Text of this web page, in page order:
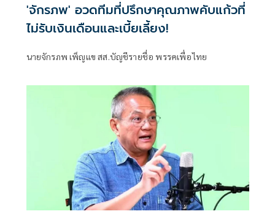
'จักรภพ' อวดทีมที่ปรึกษาคุณภาพคับแก้วที่
ไม่รับเงินเดือนและเบี้ยเลี้ยง!
นายจักรภพ เพ็ญแข สส.บัญชีรายชื่อ พรรคเพื่อไทย